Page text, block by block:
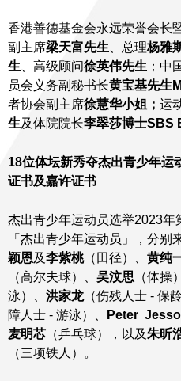
香港善德基金会永远荣誉会长
副主席梁天富先生 、总理杨雅
生 、高级顾问徐英伟先生 ；中
员会义务副秘书长黄宝基先生
者协会副主席徐慧华小姐； 运
生及体院院长李翠莎博士SBS
18位体坛新秀夺杰出青少年运
证书及嘉许证书
杰出青少年运动员选举2023
「杰出青少年运动员」，分别
颖恩及李紫桃（田径）、 黄纯
（高尔夫球）、 吴汶思 （体操
泳）、 洪家龙（伤残人士 - 保龄
障人士 - 游泳）、 Peter
麦明芯 （乒乓球），以及朱昕
（三项铁人）。